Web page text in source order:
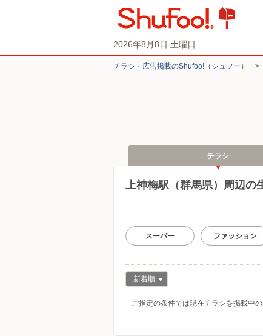
2026年8月8日 土曜日
チラシ・​広告掲載の​Shufoo!​（シュフー） >
チラシ
上神梅駅（群馬県）周辺の
スーパー ファッション
新着順
ご指定の条件では現在チラシを掲載中の